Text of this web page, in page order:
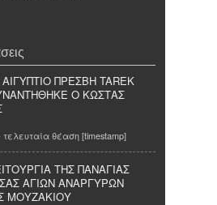
ΠΡΕΣΒΗ TAREK
Ο ΚΩΣΤΑΣ
τελευταία θέαση [timestamp]
ΤΗΣ ΠΑΝΑΓΙΑΣ
ΑΓΙΩΝ ΑΝΑΡΓΥΡΩΝ
ΜΟΥΖΑΚΙΟΥ